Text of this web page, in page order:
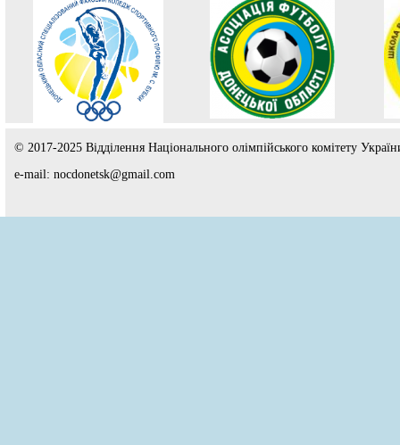
© 2017-2025 Відділення Національного олімпійського комітету
e-mail: nocdonetsk@gmail.com